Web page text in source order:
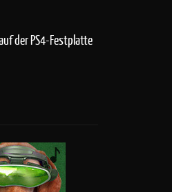
der PS4-Festplatte